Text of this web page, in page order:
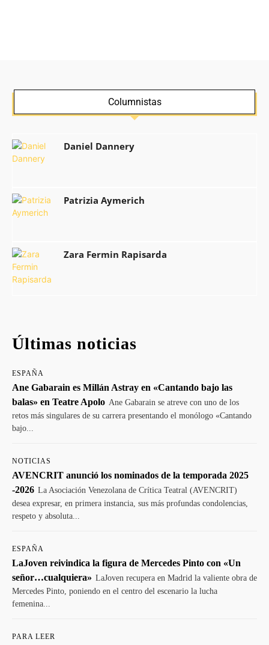
Columnistas
Daniel Dannery
Patrizia Aymerich
Zara Fermin Rapisarda
Últimas noticias
ESPAÑA
Ane Gabarain es Millán Astray en «Cantando bajo las
balas» en Teatre Apolo Ane Gabarain se atreve con uno de los
retos más singulares de su carrera presentando el monólogo «Cantando
bajo...
NOTICIAS
AVENCRIT anunció los nominados de la temporada 2025
-2026 La Asociación Venezolana de Crítica Teatral (AVENCRIT)
desea expresar, en primera instancia, sus más profundas condolencias,
respeto y absoluta...
ESPAÑA
LaJoven reivindica la figura de Mercedes Pinto con «Un
señor…cualquiera» LaJoven recupera en Madrid la valiente obra de
Mercedes Pinto, poniendo en el centro del escenario la lucha
femenina...
PARA LEER